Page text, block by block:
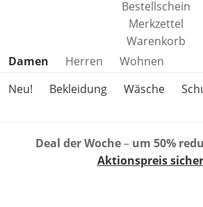
Bestellschein
Merkzettel
Warenkorb
Produktkategorien überspringen
Damen Herren
Wohnen
Neu!
Bekleidung Wäsche
Deal der Woche– um 50%
Aktionspreis